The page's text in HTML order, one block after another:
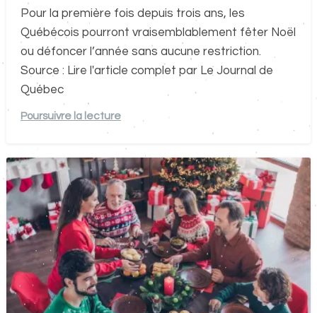
Pour la première fois depuis trois ans, les
Québécois pourront vraisemblablement fêter Noël
ou défoncer l’année sans aucune restriction.
Source : Lire l'article complet par Le Journal de
Québec
Poursuivre la lecture